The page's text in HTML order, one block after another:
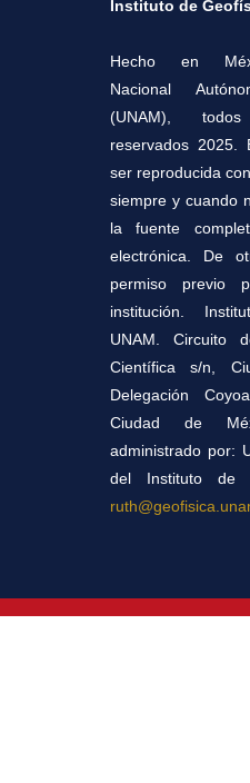
Instituto de
Hecho en
Nacional
(UNAM),
reservados 2025.
ser reproducida
siempre y cuando
la fuente
electrónica. De
permiso previo
institución.
UNAM. Circuito
Científica s/n,
Delegación
Ciudad de
administrado por:
del Instituto de